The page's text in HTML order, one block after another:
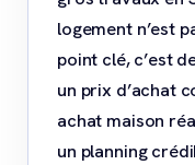
logement n’est
point clé, c’est
un prix d’achat
achat maison
un planning